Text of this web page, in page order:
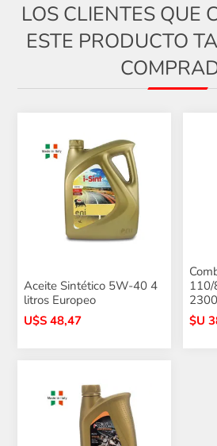
LOS CLIENTES QUE
ESTE PRODUCTO
Aceite Sintético 5W-40 4
litros Europeo
U$S 48,47
110/
$U